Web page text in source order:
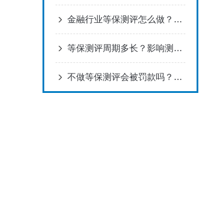
金融行业等保测评怎么做？行业特殊要求与应对方案
等保测评周期多长？影响测评时间的5个关键因素
不做等保测评会被罚款吗？企业网络安全合规风险解读